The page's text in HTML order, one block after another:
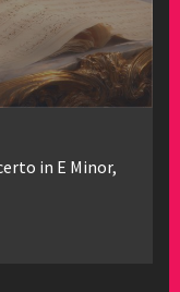
in E Minor,